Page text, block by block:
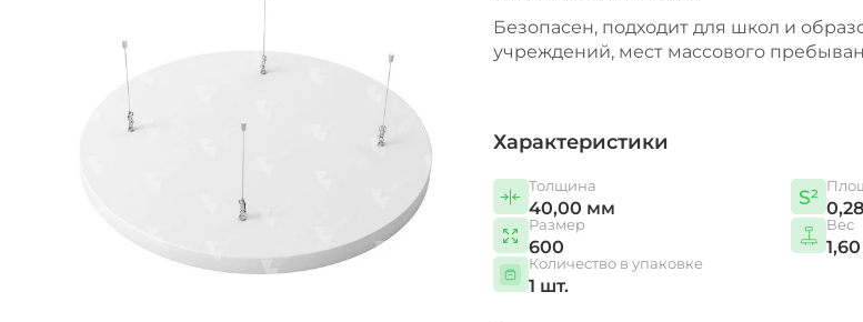
Безопасен, подходит для школ и
учреждений, мест массового
Характеристики
Толщина
40,00 мм
Размер
600
Вес
Количество в упаковке
1 шт.